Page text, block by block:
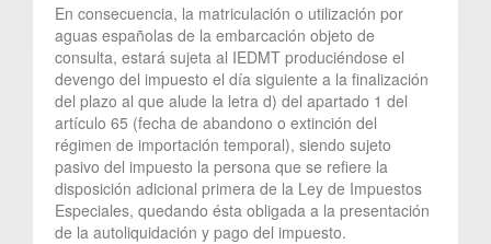
En consecuencia, la matriculación o utilización por
aguas españolas de la embarcación objeto de
consulta, estará sujeta al IEDMT produciéndose el
devengo del impuesto el día siguiente a la finalización
del plazo al que alude la letra d) del apartado 1 del
artículo 65 (fecha de abandono o extinción del
régimen de importación temporal), siendo sujeto
pasivo del impuesto la persona que se refiere la
disposición adicional primera de la Ley de Impuestos
Especiales, quedando ésta obligada a la presentación
de la autoliquidación y pago del impuesto.